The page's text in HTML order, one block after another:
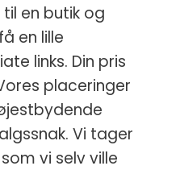
til en butik og
en lille
links. Din pris
placeringer
Vi tager
vi selv ville